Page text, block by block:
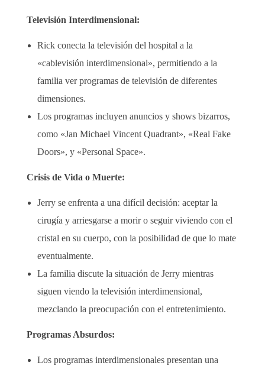
Televisión Interdimensional:
Rick conecta la televisión del hospital a la
«cablevisión interdimensional», permitiendo a la
familia ver programas de televisión de diferentes
dimensiones.
Los programas incluyen anuncios y shows bizarros,
como «Jan Michael Vincent Quadrant», «Real Fake
Doors», y «Personal Space».
Crisis de Vida o Muerte:
Jerry se enfrenta a una difícil decisión: aceptar la
cirugía y arriesgarse a morir o seguir viviendo con el
cristal en su cuerpo, con la posibilidad de que lo mate
eventualmente.
La familia discute la situación de Jerry mientras
siguen viendo la televisión interdimensional,
mezclando la preocupación con el entretenimiento.
Programas Absurdos:
Los programas interdimensionales presentan una